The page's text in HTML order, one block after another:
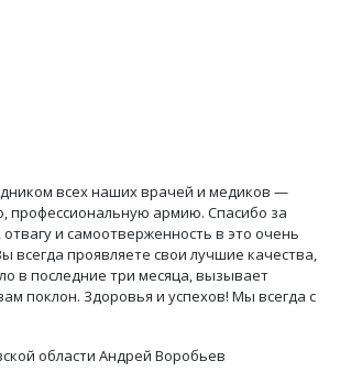
всех наших врачей и медиков —
профессиональную армию. Спасибо за
и самоотверженность в это очень
всегда проявляете свои лучшие качества,
в последние три месяца, вызывает
поклон. Здоровья и успехов! Мы всегда с
области Андрей Воробьев